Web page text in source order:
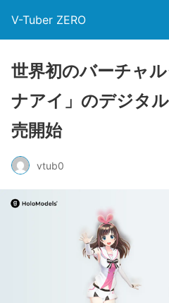
V-Tuber ZERO
世界初のバーチャ
ナアイ」のデジタ
売開始
vtub0